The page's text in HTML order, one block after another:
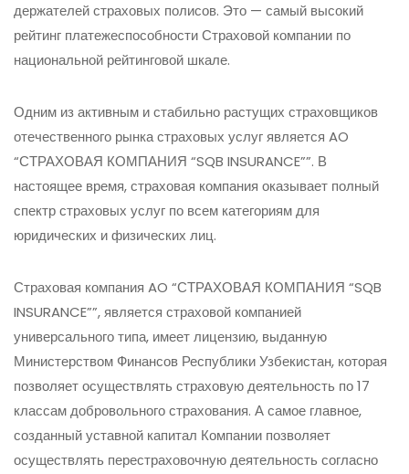
держателей страховых полисов. Это — самый высокий
рейтинг платежеспособности Страховой компании по
национальной рейтинговой шкале.
Одним из активным и стабильно растущих страховщиков
отечественного рынка страховых услуг является AO
“СТРАХОВАЯ КОМПАНИЯ “SQB INSURANCE””. В
настоящее время, страховая компания оказывает полный
спектр страховых услуг по всем категориям для
юридических и физических лиц.
Страховая компания AO “СТРАХОВАЯ КОМПАНИЯ “SQB
INSURANCE””, является страховой компанией
универсального типа, имеет лицензию, выданную
Министерством Финансов Республики Узбекистан, которая
позволяет осуществлять страховую деятельность по 17
классам добровольного страхования. А самое главное,
созданный уставной капитал Компании позволяет
осуществлять перестраховочную деятельность согласно